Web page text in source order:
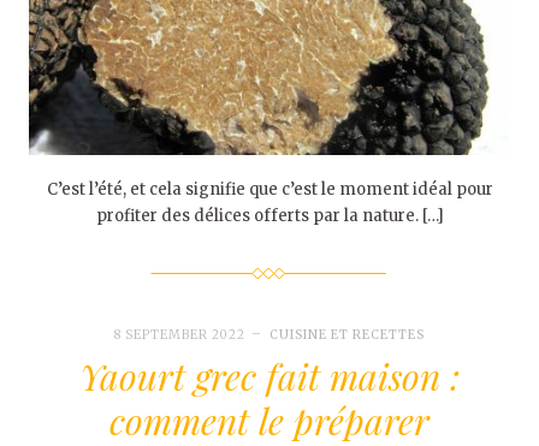
C’est l’été, et cela signifie que c’est le moment idéal pour
profiter des délices offerts par la nature. […]
8 SEPTEMBER 2022 CUISINE ET RECETTES
Yaourt grec fait maison :
comment le préparer